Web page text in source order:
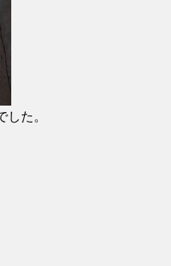
た。